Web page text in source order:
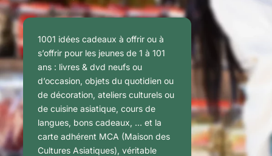
1001 idées cadeaux à offrir ou à
s’offrir pour les jeunes de 1 à 101
ans : livres & dvd neufs ou
d’occasion, objets du quotidien ou
de décoration, ateliers culturels ou
de cuisine asiatique, cours de
langues, bons cadeaux, … et la
carte adhérent MCA (Maison des
Cultures Asiatiques), véritable